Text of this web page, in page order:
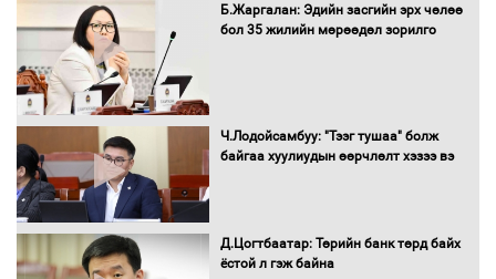
асаалаа
салбарын бодлого, хууль тогтоомжид
тусган бодит шийдэлд хүргэхийн
Засгийн газраас хөнгөлөлттэй зээлээр
Б.Жаргалан: Эдийн засгийн эрх чөлөө
бол 35 жилийн мөрөөдөл зорилго
Ч.Лодойсамбуу: "Тээг тушаа" болж
байгаа хуулиудын өөрчлөлт хэзээ вэ
Д.Цогтбаатар: Төрийн банк төрд байх
ёстой л гэж байна